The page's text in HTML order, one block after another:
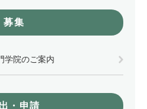
募集
学院のご案内
・申請